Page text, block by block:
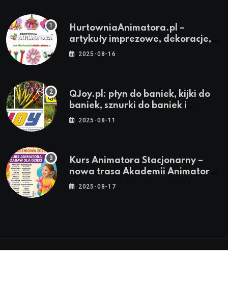
HurtowniaAnimatora.pl –
artykuły imprezowe, dekoracje,
stroje i akcesoria dla animatorów
2025-08-16
QJoy.pl: płyn do baniek, kijki do
baniek, sznurki do baniek i
zestawy do baniek
2025-08-11
Kurs Animatora Stacjonarny –
nowa trasa Akademii Animatora
– jesień 2025
2025-08-17